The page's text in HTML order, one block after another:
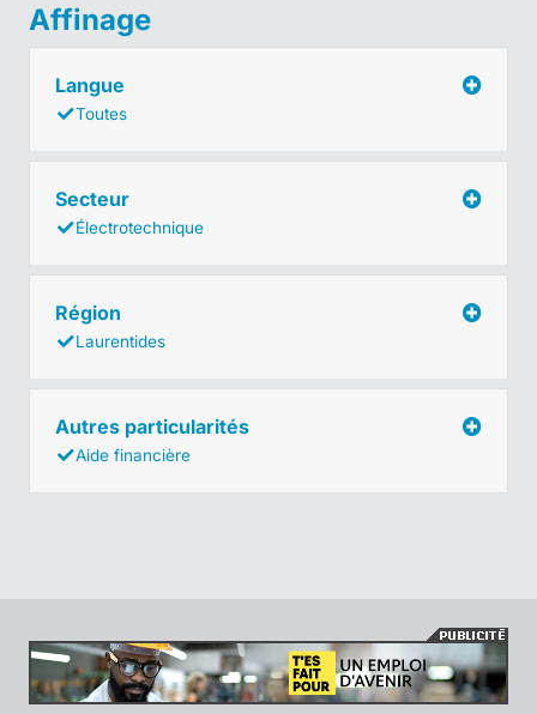
Affinage
Langue
Toutes
Secteur
Électrotechnique
Région
Laurentides
Autres particularités
Aide financière